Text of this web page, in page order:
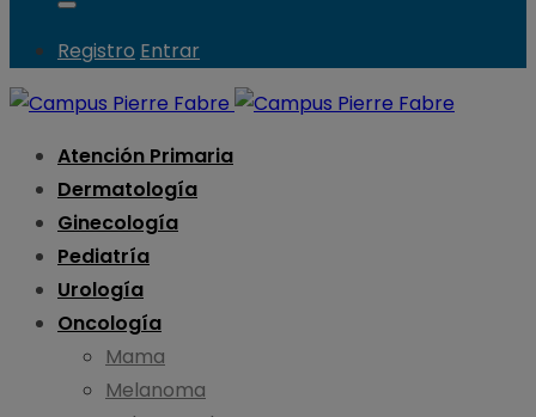
Registro Entrar
Atención Primaria
Dermatología
Ginecología
Pediatría
Urología
Oncología
Mama
Melanoma